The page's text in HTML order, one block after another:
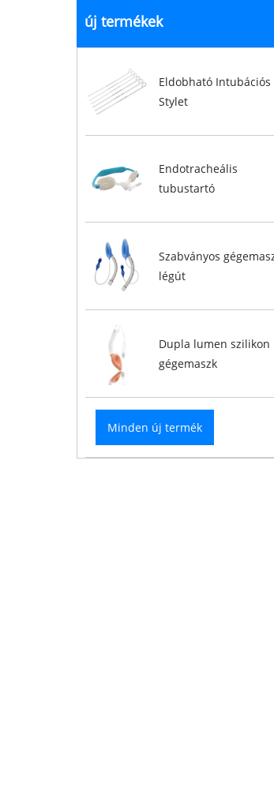
új termékek
Eldobható Intubációs
Stylet
Endotracheális
tubustartó
Szabványos
légút
Dupla lumen szilikon
gégemaszk
Minden új termék